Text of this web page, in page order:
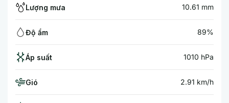
Lượng mưa 10.61 mm
Độ ẩm 89%
Áp suất 1010 hPa
Gió 2.91 km/h